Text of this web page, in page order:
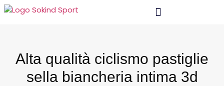
Alta qualità ciclismo pastiglie
sella biancheria intima 3d